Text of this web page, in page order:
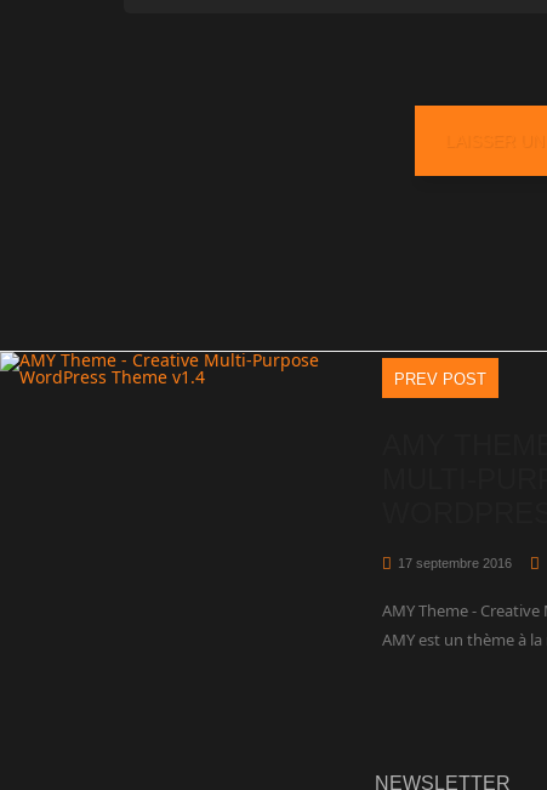
PREV POST
17 septembre 2016
AMY Theme -
AMY est un thème à
NEWSLETTER